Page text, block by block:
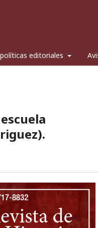
editoriales